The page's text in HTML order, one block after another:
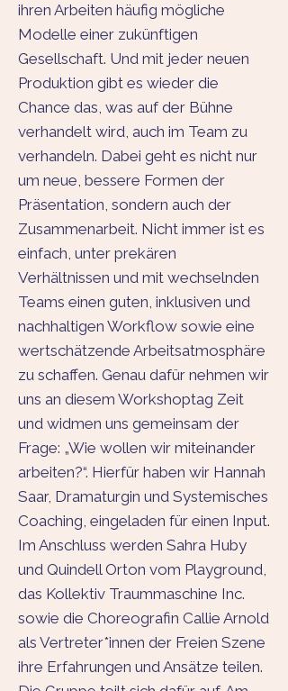
ihren Arbeiten häufig mögliche
Modelle einer zukünftigen
Gesellschaft. Und mit jeder neuen
Produktion gibt es wieder die
Chance das, was auf der Bühne
verhandelt wird, auch im Team zu
verhandeln. Dabei geht es nicht nur
um neue, bessere Formen der
Präsentation, sondern auch der
Zusammenarbeit. Nicht immer ist es
einfach, unter prekären
Verhältnissen und mit wechselnden
Teams einen guten, inklusiven und
nachhaltigen Workflow sowie eine
wertschätzende Arbeitsatmosphäre
zu schaffen. Genau dafür nehmen wir
uns an diesem Workshoptag Zeit
und widmen uns gemeinsam der
Frage: „Wie wollen wir miteinander
arbeiten?“. Hierfür haben wir Hannah
Saar, Dramaturgin und Systemisches
Coaching, eingeladen für einen Input.
Im Anschluss werden Sahra Huby
und Quindell Orton vom Playground,
das Kollektiv Traummaschine Inc.
sowie die Choreografin Callie Arnold
als Vertreter*innen der Freien Szene
ihre Erfahrungen und Ansätze teilen.